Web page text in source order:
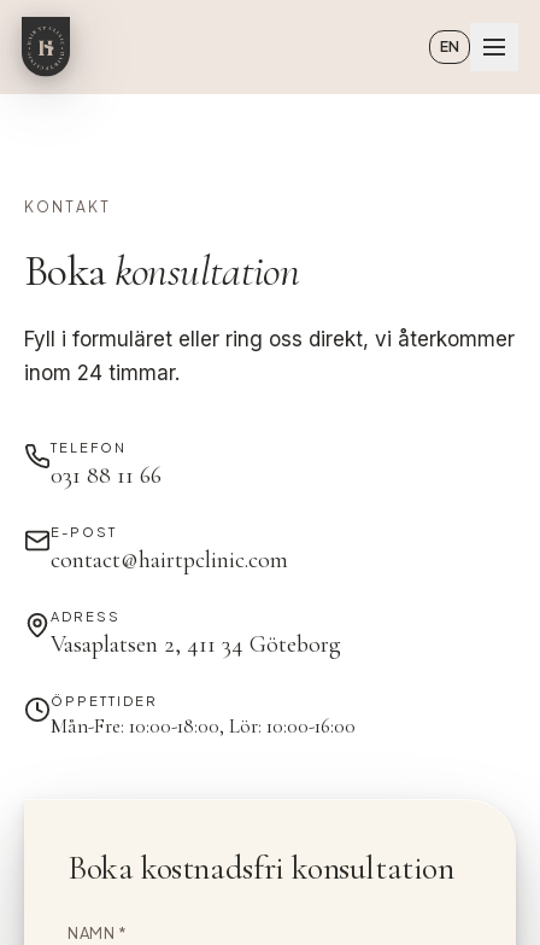
Hoppa till huvudinnehåll
EN
KONTAKT
Bokakonsultation
Fyll i formuläret eller ring oss direkt, vi återkommer
inom 24 timmar.
TELEFON
031 88 11 66
E-POST
contact@hairtpclinic.com
ADRESS
Vasaplatsen 2, 411 34 Göteborg
ÖPPETTIDER
Mån-Fre: 10:00-18:00, Lör: 10:00-16:00
Boka kostnadsfri konsultation
NAMN *